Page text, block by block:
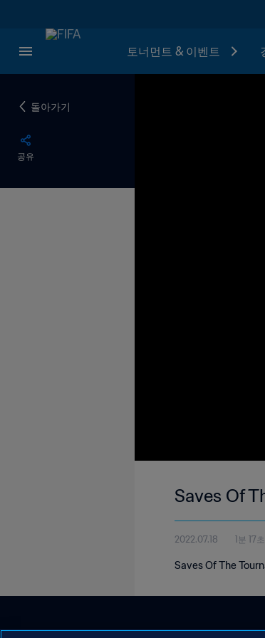
토너먼트 & 이벤트
돌아가기
공유
Saves Of
2022.07.18 1분 17초
Saves Of The